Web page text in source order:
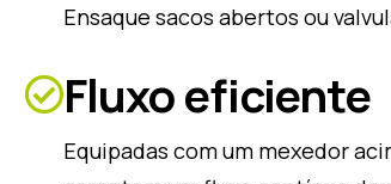
Ensaque sacos abertos ou
Fluxo eficiente
Equipadas com um mexedor